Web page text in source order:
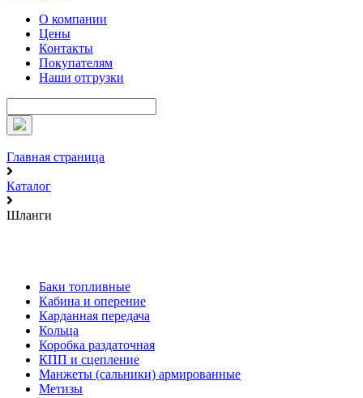
О компании
Цены
Контакты
Покупателям
Наши отгрузки
Главная страница
Каталог
Шланги
Баки топливные
Кабина и оперение
Карданная передача
Кольца
Коробка раздаточная
КПП и сцепление
Манжеты (сальники) армированные
Метизы